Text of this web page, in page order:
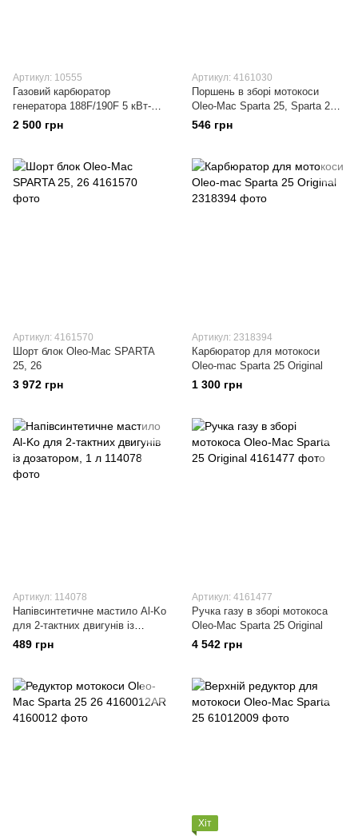
Артикул: 10555
Газовий карбюратор
генератора 188F/190F 5 кВт-7
кВт
2 500 грн
Артикул: 4161030
Поршень в зборі мотокоси
Oleo-Mac Sparta 25, Sparta 26
Оригінал
546 грн
Артикул: 4161570
Шорт блок Oleo-Mac SPARTA
25, 26
3 972 грн
Артикул: 2318394
Карбюратор для мотокоси
Oleo-mac Sparta 25 Original
1 300 грн
Артикул: 114078
Напівсинтетичне мастило Al-Ko
для 2-тактних двигунів із
дозатором, 1 л
489 грн
Артикул: 4161477
Ручка газу в зборі мотокоса
Oleo-Mac Sparta 25 Original
4 542 грн
Хіт